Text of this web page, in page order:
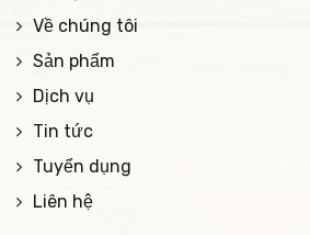
Về chúng tôi
Sản phẩm
Dịch vụ
Tin tức
Tuyển dụng
Liên hệ